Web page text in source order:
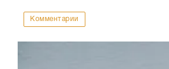
Комментарии